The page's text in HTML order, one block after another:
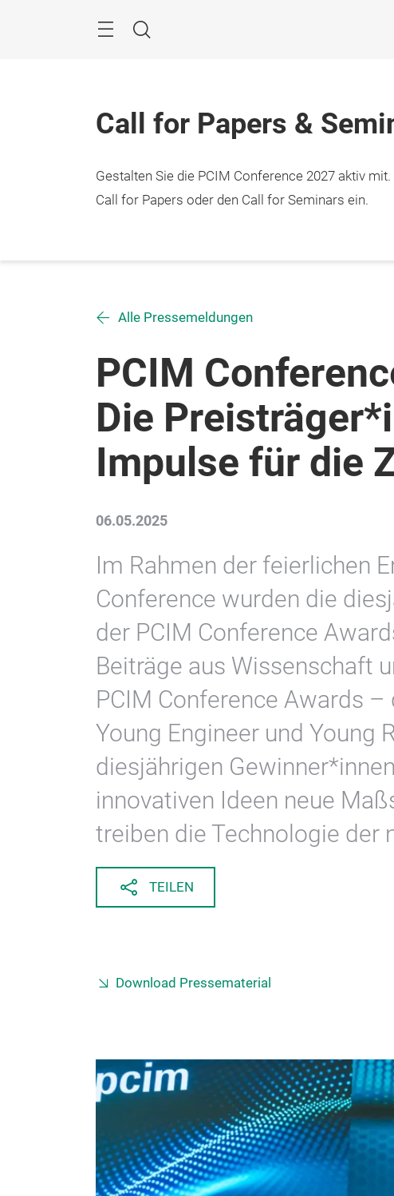
Suche
Call for Papers &
Gestalten Sie die PCIM Conference 2027 aktiv
Call for Papers oder den Call for Seminars ein.
Alle Pressemeldungen
PCIM
Die
Impulse für die
06.05.2025
Im Rahmen der feierlichen
Conference wurden die
der PCIM Conference
Beiträge aus Wissenschaft
PCIM Conference Awards –
Young Engineer und Young
diesjährigen
innovativen Ideen neue
treiben die Technologie der
TEILEN
Download Pressematerial